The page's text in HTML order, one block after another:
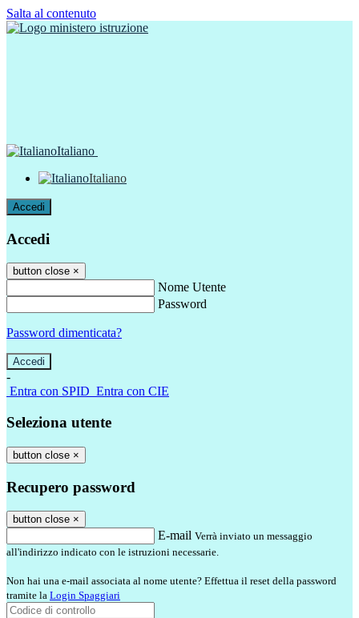
Salta al contenuto
Italiano
Italiano
Accedi
Accedi
button close ×
Nome Utente
Password
Password dimenticata?
-
Entra con SPID Entra con CIE
Seleziona utente
button close ×
Recupero password
button close ×
E-mail Verrà inviato un messaggio
all'indirizzo indicato con le istruzioni necessarie.
Non hai una e-mail associata al nome utente? Effettua il reset della password
tramite la Login Spaggiari